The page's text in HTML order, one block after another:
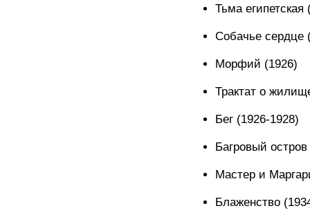
Тьма египетская
Собачье сердце
Морфий (1926)
Трактат о
Бег (1926-1928)
Багровый
Мастер и
Блаженство